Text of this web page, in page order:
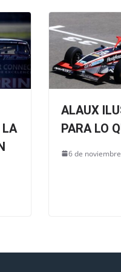
LA
ALAUX
PARA LO
6 de